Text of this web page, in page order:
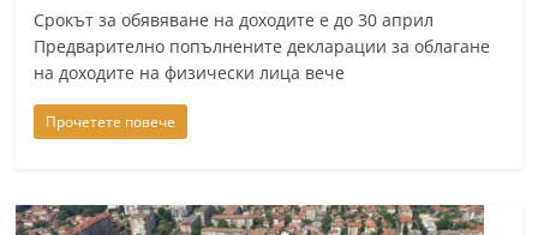
y
-
k
a
n
Срокът за обявяване на доходите е до 30 април
Предварително попълнените декларации за облагане
на доходите на физически лица вече
Прочетете повече